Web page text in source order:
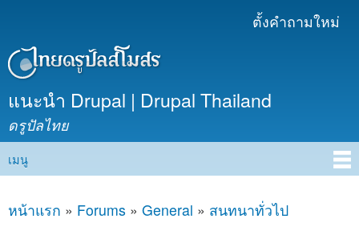
เนื้อหา
ตั้งคำถามใหม่
แนะนำ Drupal | Drupal Thailand
ดรูปัลไทย
Main menu
เมนู
คุณอยู่ที่นี่
หน้าแรก » Forums » General » สนทนาทั่วไป